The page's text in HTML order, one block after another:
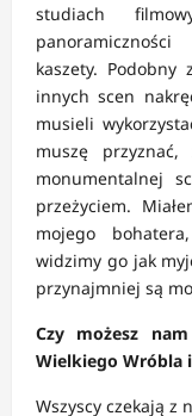
studiach
kaszety. Podobny
innych scen
musieli
muszę
monumentalnej
przeżyciem.
mojego
widzimy go jak
przynajmniej są
Czy możesz
Wielkiego Wróbla
Wszyscy czekają z